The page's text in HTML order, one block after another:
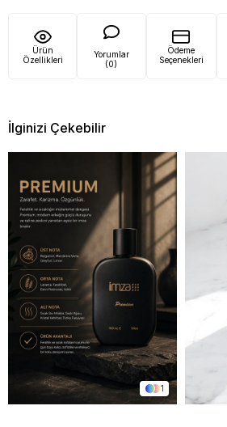
Ürün
Özellikleri
Yorumlar
(0)
Ödeme
Seçenekleri
İlginizi Çekebilir
1